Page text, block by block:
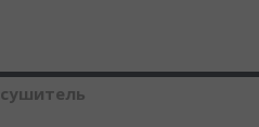
воздуха